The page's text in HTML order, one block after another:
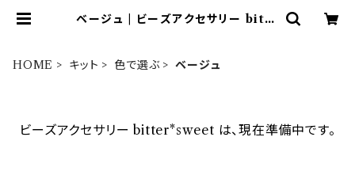
ベージュ | ビーズアクセサリー bitte
HOME キット 色で選ぶ ベージュ
ビーズアクセサリー bitter*sweet は、現在準備中です。